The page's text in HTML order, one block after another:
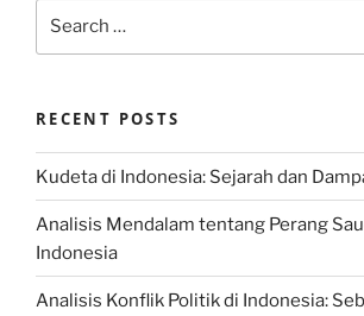
RECENT POSTS
Kudeta di Indonesia: Sejarah dan
Analisis Mendalam tentang Perang
Indonesia
Analisis Konflik Politik di Indonesia: